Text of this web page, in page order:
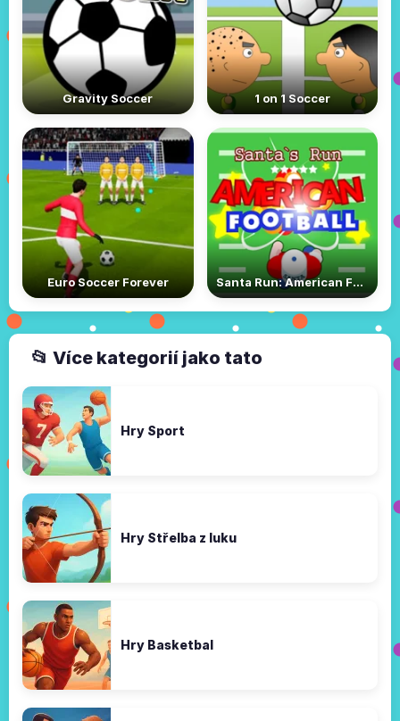
Gravity Soccer 1 on 1 Soccer
Euro Soccer Forever Santa Run: American Football
📂 Více kategorií jako tato
Hry Sport
Hry Střelba z luku
Hry Basketbal